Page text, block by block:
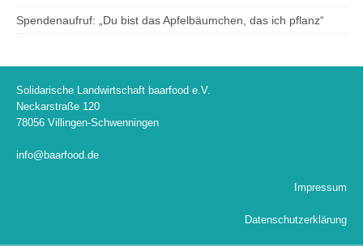
Spendenaufruf: „Du bist das Apfelbäumchen, das ich pflanz“
Solidarische Landwirtschaft baarfood e.V.
Neckarstraße 120
78056 Villingen-Schwenningen
info@baarfood.de
Impressum
Datenschutzerklärung